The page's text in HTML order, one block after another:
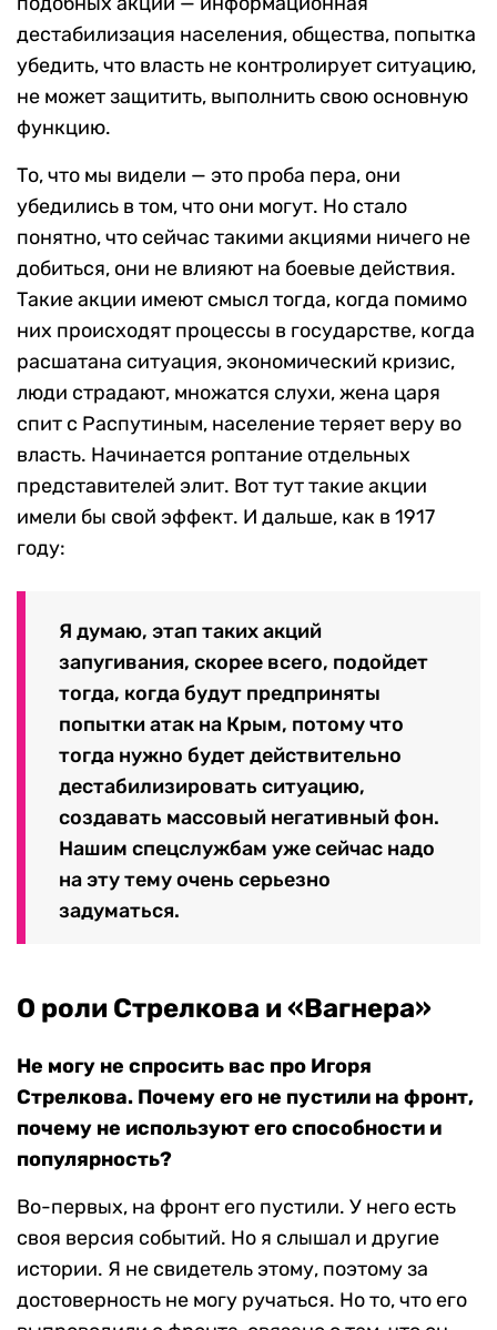
дестабилизация населения, общества, попытка
убедить, что власть не контролирует ситуацию,
не может защитить, выполнить свою основную
функцию.
То, что мы видели — это проба пера, они
убедились в том, что они могут. Но стало
понятно, что сейчас такими акциями ничего не
добиться, они не влияют на боевые действия.
Такие акции имеют смысл тогда, когда помимо
них происходят процессы в государстве, когда
расшатана ситуация, экономический кризис,
люди страдают, множатся слухи, жена царя
спит с Распутиным, население теряет веру во
власть. Начинается роптание отдельных
представителей элит. Вот тут такие акции
имели бы свой эффект. И дальше, как в 1917
году:
Я думаю, этап таких акций
запугивания, скорее всего, подойдет
тогда, когда будут предприняты
попытки атак на Крым, потому что
тогда нужно будет действительно
дестабилизировать ситуацию,
создавать массовый негативный фон.
Нашим спецслужбам уже сейчас надо
на эту тему очень серьезно
задуматься.
О роли Стрелкова и «Вагнера»
Не могу не спросить вас про Игоря
Стрелкова. Почему его не пустили на фронт,
почему не используют его способности и
популярность?
Во-первых, на фронт его пустили. У него есть
своя версия событий. Но я слышал и другие
истории. Я не свидетель этому, поэтому за
достоверность не могу ручаться. Но то, что его